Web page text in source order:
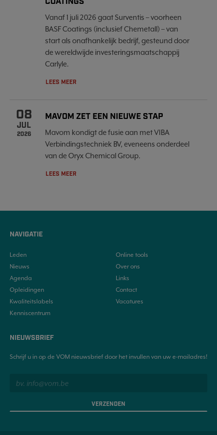
Vanaf 1 juli 2026 gaat Surventis – voorheen
BASF Coatings (inclusief Chemetall) – van
start als onafhankelijk bedrijf, gesteund door
de wereldwijde investeringsmaatschappij
Carlyle.
LEES MEER
08
JUL
2026
MAVOM ZET EEN NIEUWE STAP
Mavom kondigt de fusie aan met VIBA
Verbindingstechniek BV, eveneens onderdeel
van de Oryx Chemical Group.
LEES MEER
NAVIGATIE
Leden
Nieuws
Agenda
Opleidingen
Kwaliteitslabels
Kenniscentrum
Online tools
Over ons
Links
Contact
Vacatures
NIEUWSBRIEF
Schrijf u in op de VOM nieuwsbrief door het invullen van uw e-mailadres!
VERZENDEN